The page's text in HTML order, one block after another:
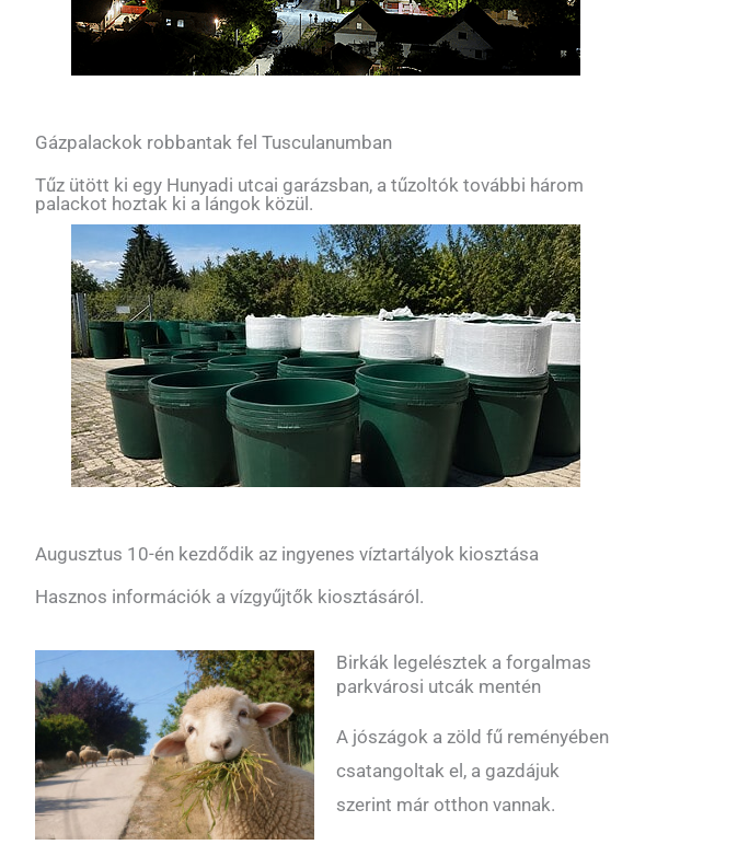
Gázpalackok robbantak fel Tusculanumban
Tűz ütött ki egy Hunyadi utcai garázsban, a tűzoltók további három
palackot hoztak ki a lángok közül.
Augusztus 10-én kezdődik az ingyenes víztartályok kiosztása
Hasznos információk a vízgyűjtők kiosztásáról.
Birkák legelésztek a forgalmas
parkvárosi utcák mentén
A jószágok a zöld fű reményében
csatangoltak el, a gazdájuk
szerint már otthon vannak.